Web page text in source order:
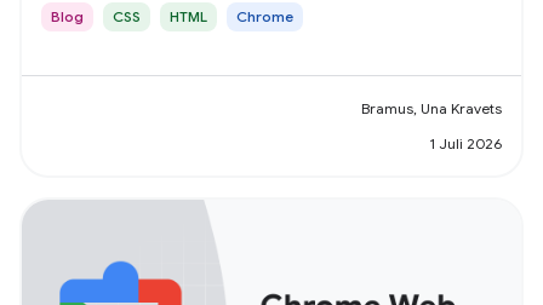
Blog CSS HTML Chrome
Bramus, Una Kravets
1 Juli 2026